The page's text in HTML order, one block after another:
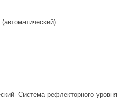
Система рефлекторного уровня